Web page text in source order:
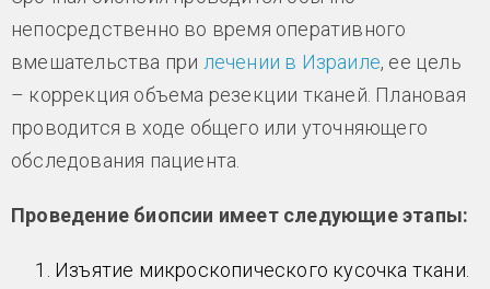
непосредственно во время оперативного
вмешательства при лечении в Израиле, ее цель
– коррекция объема резекции тканей. Плановая
проводится в ходе общего или уточняющего
обследования пациента.
Проведение биопсии имеет следующие этапы:
Изъятие микроскопического кусочка ткани.